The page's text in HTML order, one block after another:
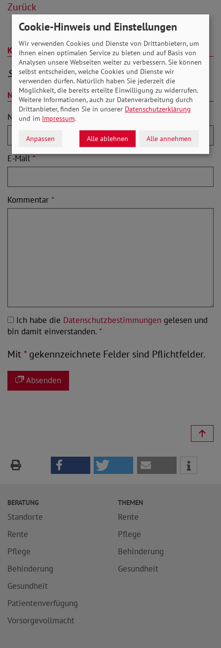
Zurück
Kommentare (0)
Sei der Erste, der kommentiert
Neuen Kommentar schreiben
Name *
E-Mail*
Kommentar *
Ich habe die Datenschutzbestimmungen gelesen und
bin damit einverstanden. *
Mit*gekennzeichnete Felder sind Pflichtfelder.
Absenden
BERATUNG
Standorte
Rente
Pflege
Behinderung
Gesundheit
Patientenverfügung
Vorsorgevollmacht
THEMEN
Rente
Pflege
Behinderung
Gesundheit
Cookie-Hinweis und Einstellungen
Wir verwenden Cookies und Dienste von Drittanbietern, um
Ihnen einen optimalen Service zu bieten und auf Basis von
Analysen unsere Webseiten weiter zu verbessern. Sie können
selbst entscheiden, welche Cookies und Dienste wir
verwenden dürfen. Natürlich haben Sie jederzeit die
Möglichkeit, die bereits erteilte Einwilligung zu widerrufen.
Weitere Informationen, auch zur Datenverarbeitung durch
Drittanbieter, finden Sie in unserer Datenschutzerklärung
und im Impressum.
Anpassen Alle ablehnen Alle annehmen